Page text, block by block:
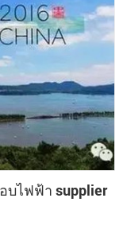
บไฟฟ้า supplier